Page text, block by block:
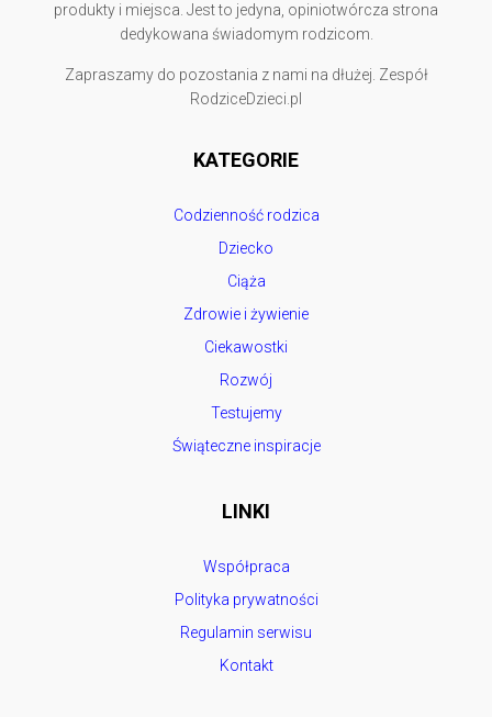
produkty i miejsca. Jest to jedyna, opiniotwórcza strona
dedykowana świadomym rodzicom.
Zapraszamy do pozostania z nami na dłużej. Zespół
RodziceDzieci.pl
KATEGORIE
Codzienność rodzica
Dziecko
Ciąża
Zdrowie i żywienie
Ciekawostki
Rozwój
Testujemy
Świąteczne inspiracje
LINKI
Współpraca
Polityka prywatności
Regulamin serwisu
Kontakt